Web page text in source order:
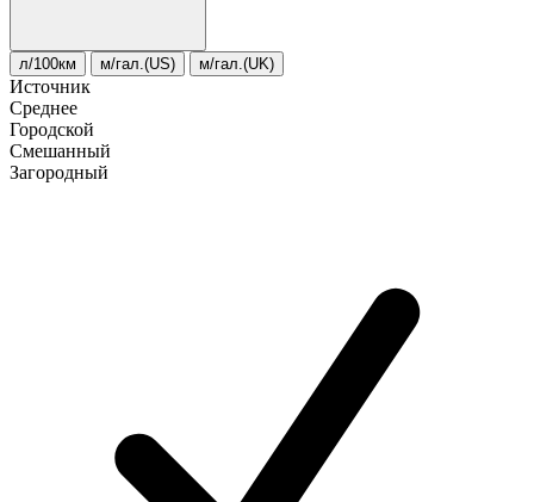
л/100км м/гал.(US) м/гал.(UK)
Источник
Среднее
Городской
Смешанный
Загородный